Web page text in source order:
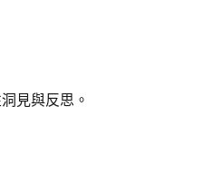
見與反思。